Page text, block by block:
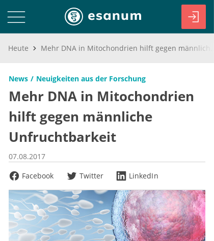
Heute
News Neuigkeiten aus der Forschung
Mehr DNA in Mitochondrien
hilft gegen männliche
Unfruchtbarkeit
07.08.2017
Facebook
Twitter LinkedIn